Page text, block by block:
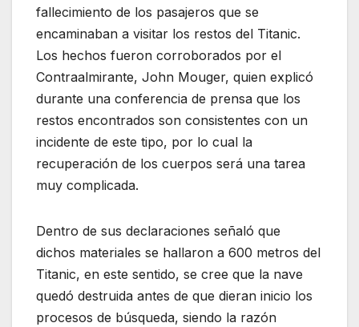
fallecimiento de los pasajeros que se
encaminaban a visitar los restos del Titanic.
Los hechos fueron corroborados por el
Contraalmirante, John Mouger, quien explicó
durante una conferencia de prensa que los
restos encontrados son consistentes con un
incidente de este tipo, por lo cual la
recuperación de los cuerpos será una tarea
muy complicada.
Dentro de sus declaraciones señaló que
dichos materiales se hallaron a 600 metros del
Titanic, en este sentido, se cree que la nave
quedó destruida antes de que dieran inicio los
procesos de búsqueda, siendo la razón